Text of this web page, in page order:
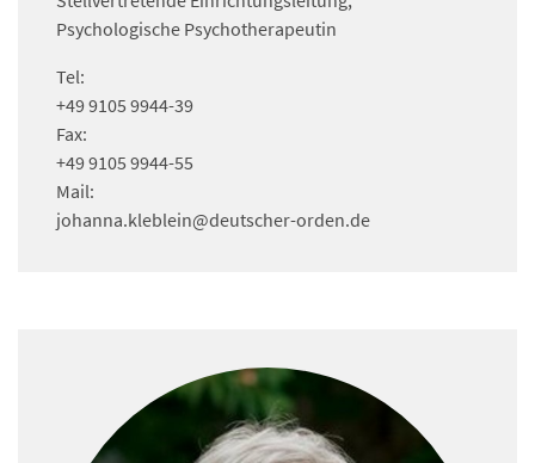
Psychologische Psychotherapeutin
Tel:
+49 9105 9944-39
Fax:
+49 9105 9944-55
Mail:
johanna.kleblein@deutscher-orden.de